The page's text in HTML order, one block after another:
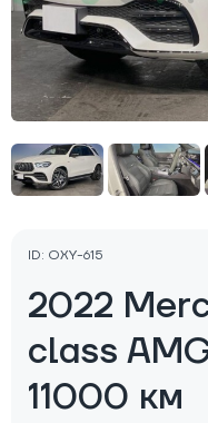
ID: OXY-615
2022
class
11000 км